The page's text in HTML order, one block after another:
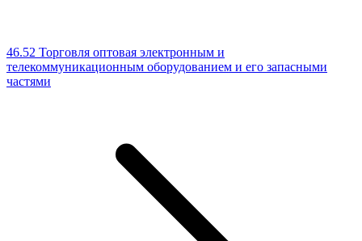
46.52 Торговля оптовая электронным и
телекоммуникационным оборудованием и его запасными
частями